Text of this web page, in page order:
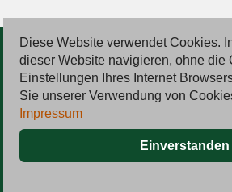
© 2026 Deutsche Jobmarkt GmbH
Inserieren
Kontakt
AGB
Diese Website verwendet Cookies.
dieser Website navigieren, ohne die
Einstellungen Ihres Internet
Sie unserer Verwendung von
Impressum
Einverstanden